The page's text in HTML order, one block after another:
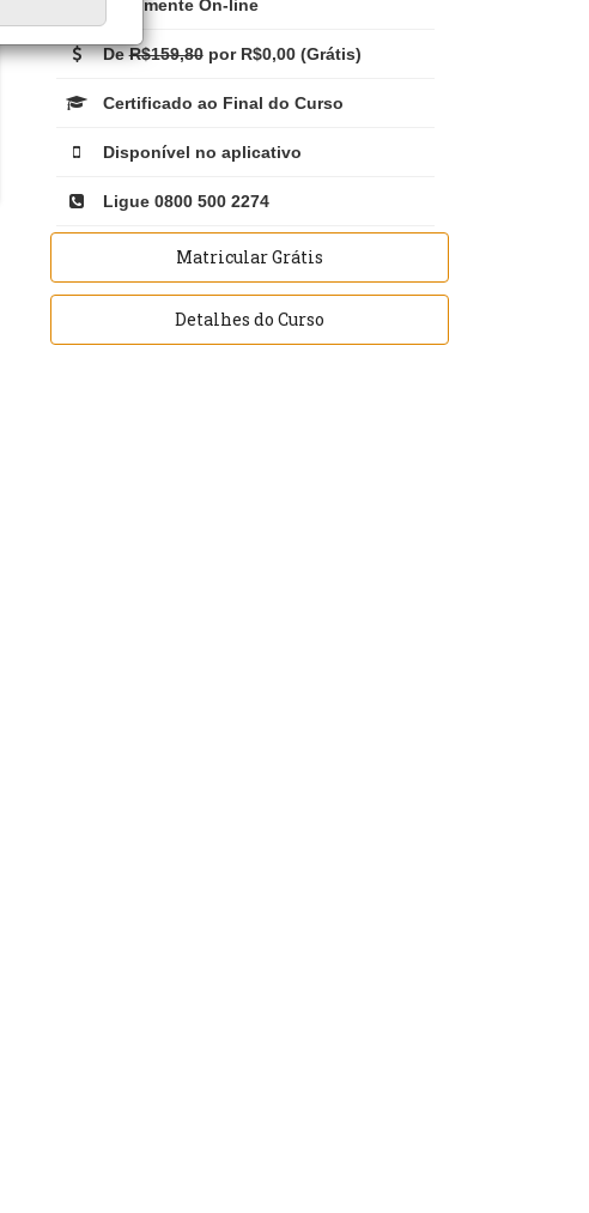
Totalmente On-line
DeR$159,80por R$0,00 (Grátis)
Certificado ao Final do Curso
Disponível no aplicativo
Ligue 0800 500 2274
Matricular Grátis
Detalhes do Curso